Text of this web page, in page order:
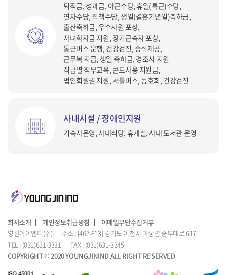
퇴직금, 성과금, 야근수당, 휴일(특근)수당,
연차수당, 직책수당, 생일(결혼기념일)축하금,
출산축하금, 우수사원 포상,
자녀학자금 지원, 장기근속자 포상,
통근버스 운행, 건강검진, 중식제공,
근무복 지급, 생일 축하금, 경조사 지원
직급별 직무교육, 콘도사용 지원금,
법인회원권 지원, 셔틀버스, 동호회, 건강검진
사내시설 / 장애인지원
기숙사운영, 사내식당, 휴게실, 사내 도서관 운영
회사소개 개인정보취급방침
이메일무단수집거부
영진아이엔디(주) 주소 : [467-813] 경기도 이천시 마장면 중부대로 617
TEL : (031)631-3331 FAX : (031)631-3345
COPYRIGHT © 2020 YOUNGJININD ALL RIGHT RESERVED